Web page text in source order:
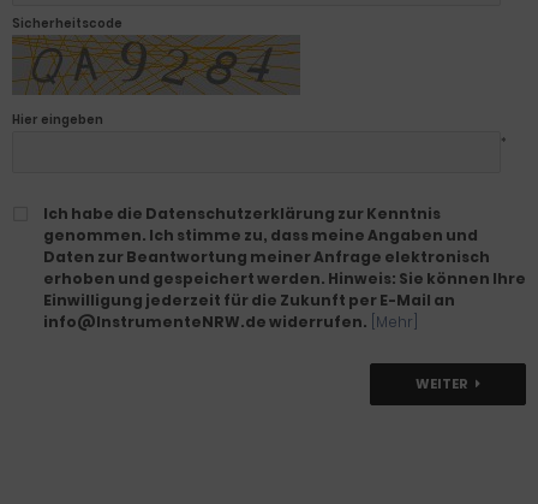
Sicherheitscode
Hier eingeben
*
Ich habe die Datenschutzerklärung zur Kenntnis
genommen. Ich stimme zu, dass meine Angaben und
Daten zur Beantwortung meiner Anfrage elektronisch
erhoben und gespeichert werden. Hinweis: Sie können Ihre
Einwilligung jederzeit für die Zukunft per E-Mail an
info@InstrumenteNRW.de widerrufen. [Mehr]
WEITER